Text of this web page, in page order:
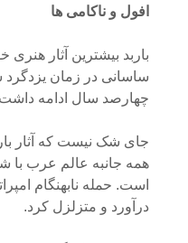
افول و ناکامی ها
باربد بیشترین آثار
چهارصد سال ادامه داشت
جای شک نیست که آثار
همه جانبه عالم عرب با
است. حمله نابهنگام
درآورد و متزلزل کرد.